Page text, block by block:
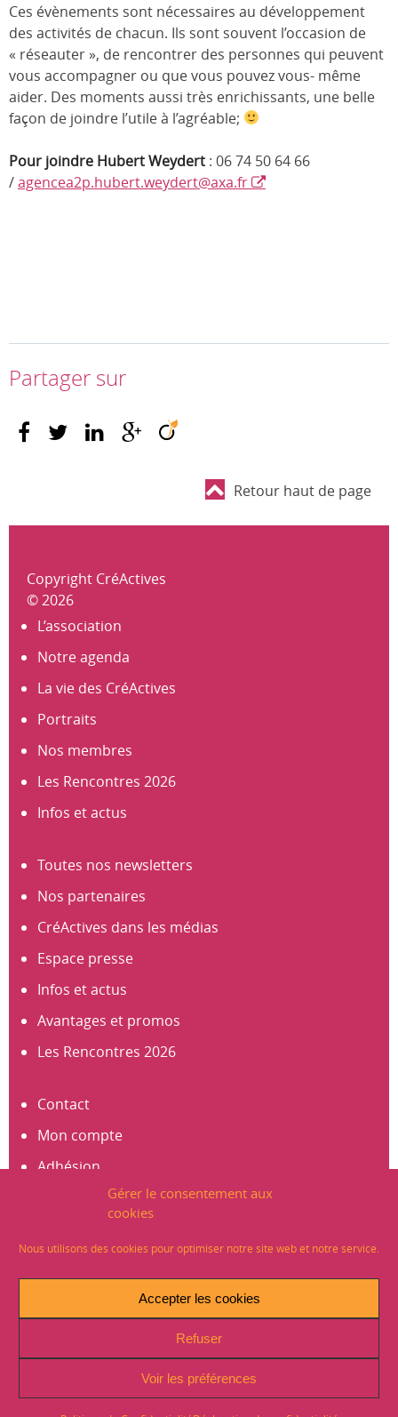
Gérer le consentement aux
cookies
Nous utilisons des cookies pour optimiser notre site web et notre service.
Accepter les cookies
Refuser
Voir les préférences
Ces évènements sont nécessaires au développement
des activités de chacun. Ils sont souvent l’occasion de
« réseauter », de rencontrer des personnes qui peuvent
vous accompagner ou que vous pouvez vous- même
aider. Des moments aussi très enrichissants, une belle
façon de joindre l’utile à l’agréable;
Pour joindre Hubert Weydert : 06 74 50 64 66
/agencea2p.hubert.weydert@axa.fr
Partager sur
Retour haut de page
Copyright CréActives
© 2026
L’association
Notre agenda
La vie des CréActives
Portraits
Nos membres
Les Rencontres 2026
Infos et actus
Toutes nos newsletters
Nos partenaires
CréActives dans les médias
Espace presse
Infos et actus
Avantages et promos
Les Rencontres 2026
Contact
Mon compte
Adhésion
S’abonner à la newsletter
Mentions légales
Politique de Confidentialité (RGPD)
Signaler un problème sur le site